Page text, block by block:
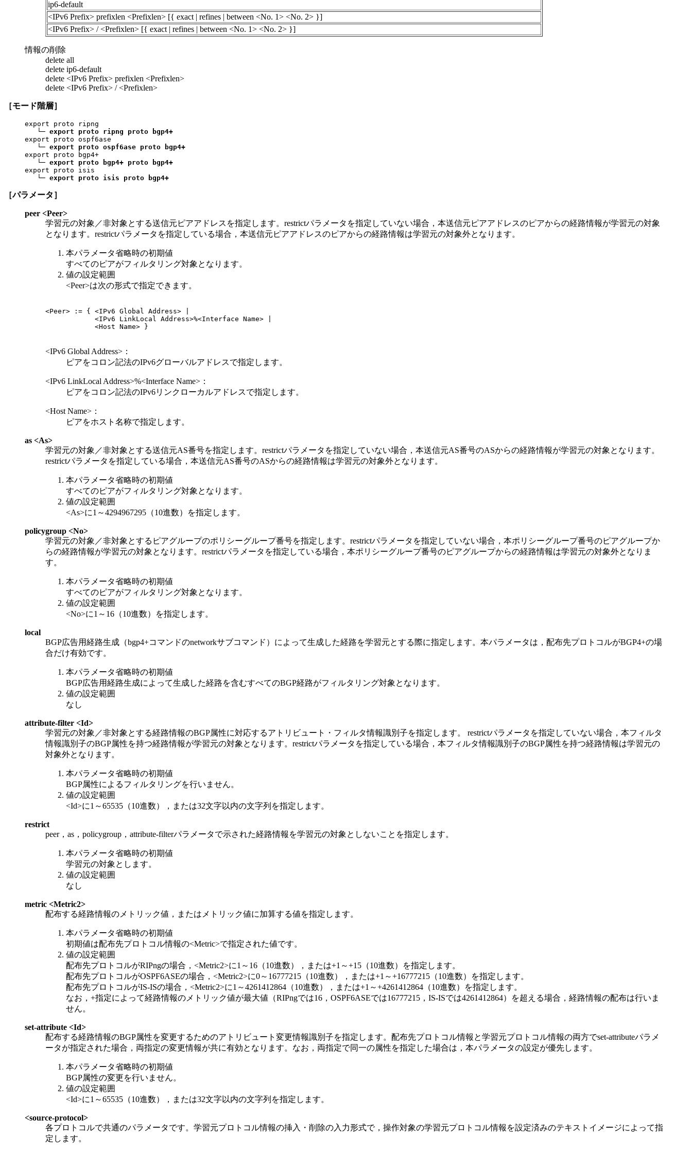
ip6-default
<IPv6 Prefix> prefixlen <Prefixlen> [{ exact | refines | between <No. 1> <No. 2> }]
<IPv6 Prefix> / <Prefixlen> [{ exact | refines | between <No. 1> <No. 2> }]
情報の削除
delete all
delete ip6-default
delete <IPv6 Prefix> prefixlen <Prefixlen>
delete <IPv6 Prefix> / <Prefixlen>
［モード階層］
export proto ripng
   └─
export proto ripng proto bgp4+
export proto ospf6ase
   └─
export proto ospf6ase proto bgp4+
export proto bgp4+
   └─
export proto bgp4+ proto bgp4+
export proto isis
   └─
export proto isis proto bgp4+
［パラメータ］
peer <Peer>
学習元の対象／非対象とする送信元ピアアドレスを指定します。restrictパラメータを指定していない場合，本送信元ピアアドレスのピアからの経路情報が学習元の対象
となります。restrictパラメータを指定している場合，本送信元ピアアドレスのピアからの経路情報は学習元の対象外となります。
本パラメータ省略時の初期値
すべてのピアがフィルタリング対象となります。
値の設定範囲
<Peer>は次の形式で指定できます。
<Peer> := { <IPv6 Global Address> |
            <IPv6 LinkLocal Address>%<Interface Name> |
            <Host Name> }
<IPv6 Global Address>：
ピアをコロン記法のIPv6グローバルアドレスで指定します。
<IPv6 LinkLocal Address>%<Interface Name>：
ピアをコロン記法のIPv6リンクローカルアドレスで指定します。
<Host Name>：
ピアをホスト名称で指定します。
as <As>
学習元の対象／非対象とする送信元AS番号を指定します。restrictパラメータを指定していない場合，本送信元AS番号のASからの経路情報が学習元の対象となります。
restrictパラメータを指定している場合，本送信元AS番号のASからの経路情報は学習元の対象外となります。
本パラメータ省略時の初期値
すべてのピアがフィルタリング対象となります。
値の設定範囲
<As>に1～4294967295（10進数）を指定します。
policygroup <No>
学習元の対象／非対象とするピアグループのポリシーグループ番号を指定します。restrictパラメータを指定していない場合，本ポリシーグループ番号のピアグループか
らの経路情報が学習元の対象となります。restrictパラメータを指定している場合，本ポリシーグループ番号のピアグループからの経路情報は学習元の対象外となりま
す。
本パラメータ省略時の初期値
すべてのピアがフィルタリング対象となります。
値の設定範囲
<No>に1～16（10進数）を指定します。
local
BGP広告用経路生成（bgp4+コマンドのnetworkサブコマンド）によって生成した経路を学習元とする際に指定します。本パラメータは，配布先プロトコルがBGP4+の場
合だけ有効です。
本パラメータ省略時の初期値
BGP広告用経路生成によって生成した経路を含むすべてのBGP経路がフィルタリング対象となります。
値の設定範囲
なし
attribute-filter <Id>
学習元の対象／非対象とする経路情報のBGP属性に対応するアトリビュート・フィルタ情報識別子を指定します。 restrictパラメータを指定していない場合，本フィルタ
情報識別子のBGP属性を持つ経路情報が学習元の対象となります。restrictパラメータを指定している場合，本フィルタ情報識別子のBGP属性を持つ経路情報は学習元の
対象外となります。
本パラメータ省略時の初期値
BGP属性によるフィルタリングを行いません。
値の設定範囲
<Id>に1～65535（10進数），または32文字以内の文字列を指定します。
restrict
peer，as，policygroup，attribute-filterパラメータで示された経路情報を学習元の対象としないことを指定します。
本パラメータ省略時の初期値
学習元の対象とします。
値の設定範囲
なし
metric <Metric2>
配布する経路情報のメトリック値，またはメトリック値に加算する値を指定します。
本パラメータ省略時の初期値
初期値は配布先プロトコル情報の<Metric>で指定された値です。
値の設定範囲
配布先プロトコルがRIPngの場合，<Metric2>に1～16（10進数），または+1～+15（10進数）を指定します。
配布先プロトコルがOSPF6ASEの場合，<Metric2>に0～16777215（10進数），または+1～+16777215（10進数）を指定します。
配布先プロトコルがIS-ISの場合，<Metric2>に1～4261412864（10進数），または+1～+4261412864（10進数）を指定します。
なお，+指定によって経路情報のメトリック値が最大値（RIPngでは16，OSPF6ASEでは16777215，IS-ISでは4261412864）を超える場合，経路情報の配布は行いま
せん。
set-attribute <Id>
配布する経路情報のBGP属性を変更するためのアトリビュート変更情報識別子を指定します。配布先プロトコル情報と学習元プロトコル情報の両方でset-attributeパラメ
ータが指定された場合，両指定の変更情報が共に有効となります。なお，両指定で同一の属性を指定した場合は，本パラメータの設定が優先します。
本パラメータ省略時の初期値
BGP属性の変更を行いません。
値の設定範囲
<Id>に1～65535（10進数），または32文字以内の文字列を指定します。
<source-protocol>
各プロトコルで共通のパラメータです。学習元プロトコル情報の挿入・削除の入力形式で，操作対象の学習元プロトコル情報を設定済みのテキストイメージによって指
定します。